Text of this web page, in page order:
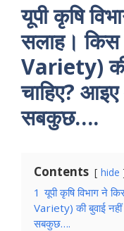
यूपी कृषि
सलाह।
Variety) की
चाहिए?
सबकुछ….
Contents hide
1 यूपी कृषि विभाग ने
Variety) की बुवाई
सबकुछ….